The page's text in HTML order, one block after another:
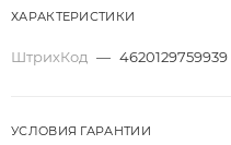
ХАРАКТЕРИСТИКИ
ШтрихКод — 4620129759939
УСЛОВИЯ ГАРАНТИИ